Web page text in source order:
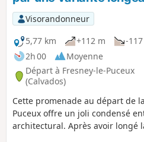
n’y a pratiquement pas de route
difficile parfois de faire
Visorandonneur
5,77 km
+112 m
-
2h 00
Moyenne
Départ à Fresney-le-Puceux
(Calvados)
Cette promenade au départ de
Puceux offre un joli condensé
architectural. Après avoir longé